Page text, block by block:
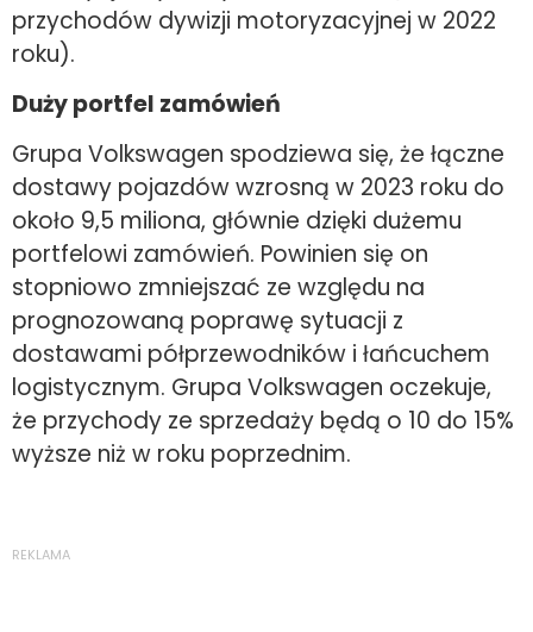
przychodów dywizji motoryzacyjnej w 2022
roku).
Duży portfel zamówień
Grupa Volkswagen spodziewa się, że łączne
dostawy pojazdów wzrosną w 2023 roku do
około 9,5 miliona, głównie dzięki dużemu
portfelowi zamówień. Powinien się on
stopniowo zmniejszać ze względu na
prognozowaną poprawę sytuacji z
dostawami półprzewodników i łańcuchem
logistycznym. Grupa Volkswagen oczekuje,
że przychody ze sprzedaży będą o 10 do 15%
wyższe niż w roku poprzednim.
REKLAMA